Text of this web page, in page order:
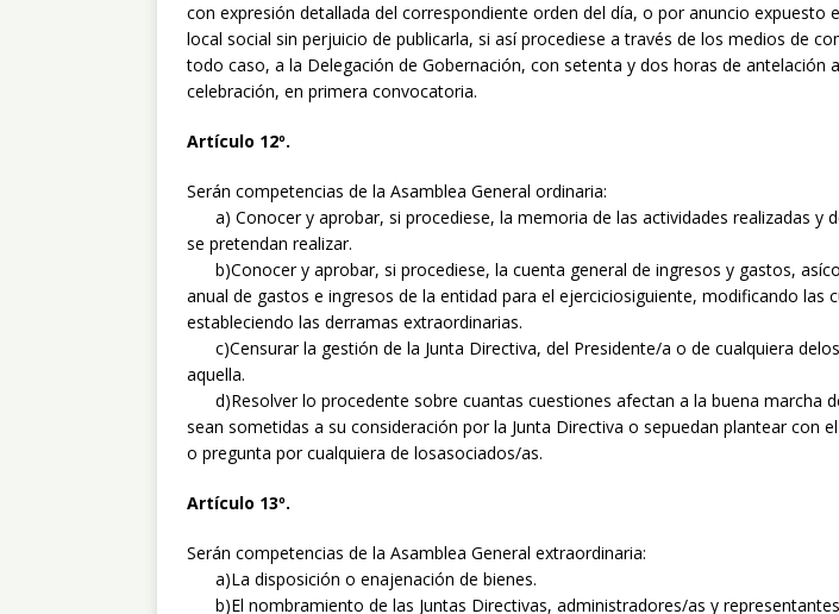
con expresión detallada del correspondiente orden del día, o por anuncio expuesto
local social sin perjuicio de publicarla, si así procediese a través de los medios de
todo caso, a la Delegación de Gobernación, con setenta y dos horas de antelación
celebración, en primera convocatoria.
Artículo 12º.
Serán competencias de la Asamblea General ordinaria:
a) Conocer y aprobar, si procediese, la memoria de las actividades realizadas y
se pretendan realizar.
b)Conocer y aprobar, si procediese, la cuenta general de ingresos y gastos,
anual de gastos e ingresos de la entidad para el ejerciciosiguiente, modificando las
estableciendo las derramas extraordinarias.
c)Censurar la gestión de la Junta Directiva, del Presidente/a o de cualquiera
aquella.
d)Resolver lo procedente sobre cuantas cuestiones afectan a la buena marcha
sean sometidas a su consideración por la Junta Directiva o sepuedan plantear con
o pregunta por cualquiera de losasociados/as.
Artículo 13º.
Serán competencias de la Asamblea General extraordinaria:
a)La disposición o enajenación de bienes.
b)El nombramiento de las Juntas Directivas, administradores/as y